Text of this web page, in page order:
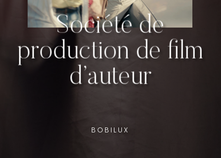
Société de
production de film
d’auteur
BOBILUX